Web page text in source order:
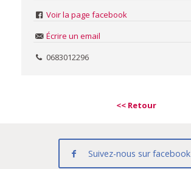
Voir la page facebook
Écrire un email
0683012296
<< Retour
Suivez-nous sur facebook